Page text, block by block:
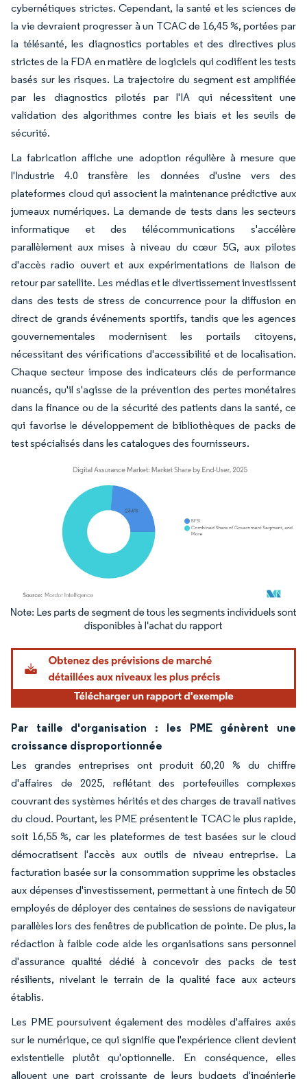
cybernétiques strictes. Cependant, la santé et les sciences de
la vie devraient progresser à un TCAC de 16,45 %, portées par
la télésanté, les diagnostics portables et des directives plus
strictes de la FDA en matière de logiciels qui codifient les tests
basés sur les risques. La trajectoire du segment est amplifiée
par les diagnostics pilotés par l'IA qui nécessitent une
validation des algorithmes contre les biais et les seuils de
sécurité.
La fabrication affiche une adoption régulière à mesure que
l'Industrie 4.0 transfère les données d'usine vers des
plateformes cloud qui associent la maintenance prédictive aux
jumeaux numériques. La demande de tests dans les secteurs
informatique et des télécommunications s'accélère
parallèlement aux mises à niveau du cœur 5G, aux pilotes
d'accès radio ouvert et aux expérimentations de liaison de
retour par satellite. Les médias et le divertissement investissent
dans des tests de stress de concurrence pour la diffusion en
direct de grands événements sportifs, tandis que les agences
gouvernementales modernisent les portails citoyens,
nécessitant des vérifications d'accessibilité et de localisation.
Chaque secteur impose des indicateurs clés de performance
nuancés, qu'il s'agisse de la prévention des pertes monétaires
dans la finance ou de la sécurité des patients dans la santé, ce
qui favorise le développement de bibliothèques de packs de
test spécialisés dans les catalogues des fournisseurs.
Image © Mordor Intelligence. La réutilisation nécessite une attribution sous CC BY
Par taille d'organisation : les PME génèrent une
croissance disproportionnée
Les grandes entreprises ont produit 60,20 % du chiffre
d'affaires de 2025, reflétant des portefeuilles complexes
couvrant des systèmes hérités et des charges de travail natives
du cloud. Pourtant, les PME présentent le TCAC le plus rapide,
soit 16,55 %, car les plateformes de test basées sur le cloud
démocratisent l'accès aux outils de niveau entreprise. La
facturation basée sur la consommation supprime les obstacles
aux dépenses d'investissement, permettant à une fintech de 50
employés de déployer des centaines de sessions de navigateur
parallèles lors des fenêtres de publication de pointe. De plus, la
rédaction à faible code aide les organisations sans personnel
d'assurance qualité dédié à concevoir des packs de test
résilients, nivelant le terrain de la qualité face aux acteurs
établis.
Les PME poursuivent également des modèles d'affaires axés
sur le numérique, ce qui signifie que l'expérience client devient
existentielle plutôt qu'optionnelle. En conséquence, elles
allouent une part croissante de leurs budgets d'ingénierie